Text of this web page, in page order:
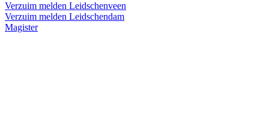
Verzuim melden Leidschenveen
Verzuim melden Leidschendam
Magister